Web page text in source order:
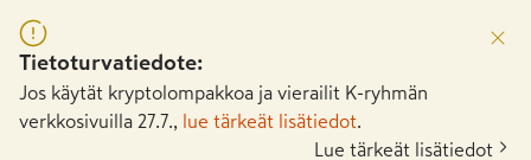
Tietoturvatiedote:
Jos käytät kryptolompakkoa ja vierailit K-ryhmän
verkkosivuilla 27.7.,
lue tärkeät lisätiedot
Lue tärkeät lisätiedot